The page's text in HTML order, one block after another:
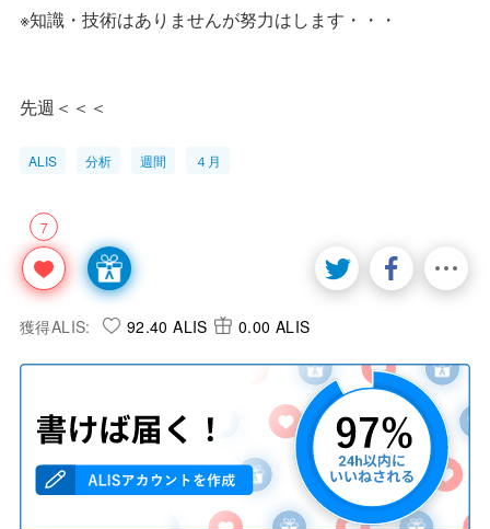
※知識・技術はありませんが努力はします・・・
先週＜＜＜
ALIS 分析 週間 ４月
7
獲得ALIS: 92.40 ALIS 0.00 ALIS